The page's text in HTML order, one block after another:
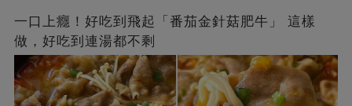
一口上癮！好吃到飛起「番茄金針菇肥牛」 這樣
做，好吃到連湯都不剩